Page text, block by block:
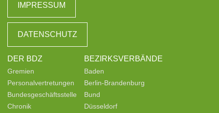
IMPRESSUM
DATENSCHUTZ
DER BDZ
Gremien
Personalvertretungen
Bundesgeschäftsstelle
Chronik
BEZIRKSVERBÄNDE
Baden
Berlin-Brandenburg
Bund
Düsseldorf